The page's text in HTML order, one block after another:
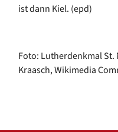
ist dann Kiel. (epd)
Foto: Lutherdenkmal
Kraasch, Wikimedia